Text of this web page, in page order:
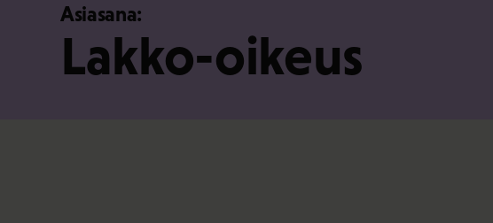
·Asiasana:
Lakko-oikeus